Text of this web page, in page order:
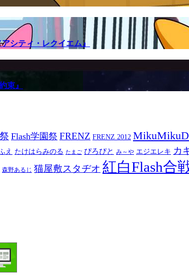
シティ・レクイエム』
束』
Flash学園祭 FRENZ FRENZ 2012
え たけはらみのる たまご ぴろぴと み～や エジエレキ カ
森野あるじ 猫屋敷スタヂオ 紅白Flash合